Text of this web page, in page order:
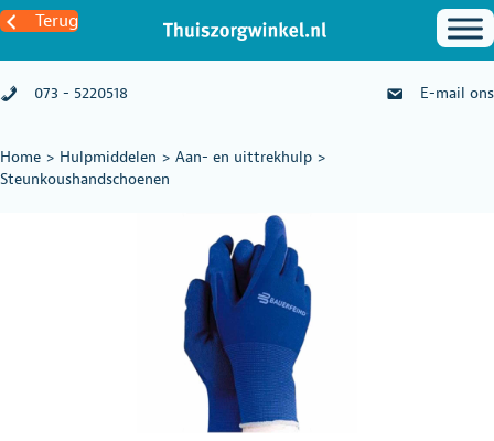
Terug
073 - 5220518 E-mail ons
Home > Hulpmiddelen > Aan- en uittrekhulp >
Steunkoushandschoenen